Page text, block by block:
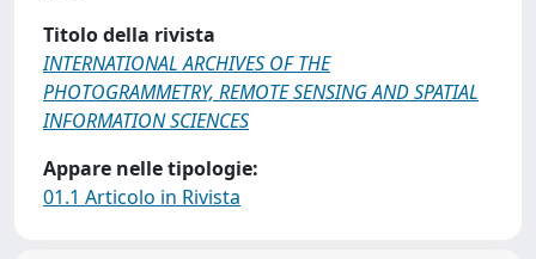
Titolo della rivista
INTERNATIONAL ARCHIVES OF THE
PHOTOGRAMMETRY, REMOTE SENSING AND SPATIAL
INFORMATION SCIENCES
Appare nelle tipologie:
01.1 Articolo in Rivista